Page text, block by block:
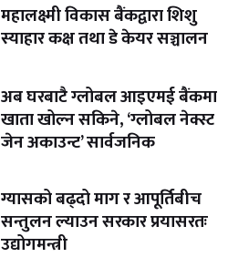
महालक्ष्मी विकास बैंकद्वारा शिशु
स्याहार कक्ष तथा डे केयर सञ्चालन
अब घरबाटै ग्लोबल आइएमई बैंकमा
खाता खोल्न सकिने, ‘ग्लोबल नेक्स्ट
जेन अकाउन्ट’ सार्वजनिक
ग्यासको बढ्दो माग र आपूर्तिबीच
सन्तुलन ल्याउन सरकार प्रयासरतः
उद्योगमन्त्री